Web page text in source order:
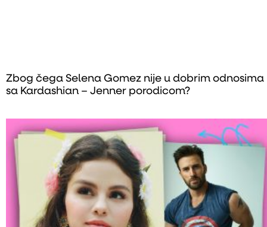
Zbog čega Selena Gomez nije u dobrim odnosima
sa Kardashian – Jenner porodicom?